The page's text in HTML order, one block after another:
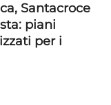
Santacroce
piani
per i